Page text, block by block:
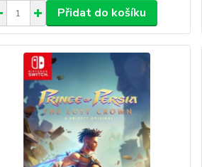
Přidat do košíku